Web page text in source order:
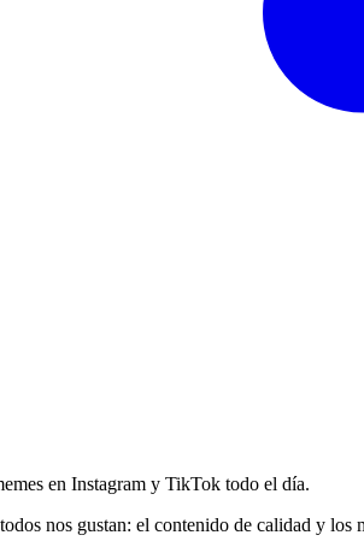
en Instagram y TikTok todo el día.
nos gustan: el contenido de calidad y los